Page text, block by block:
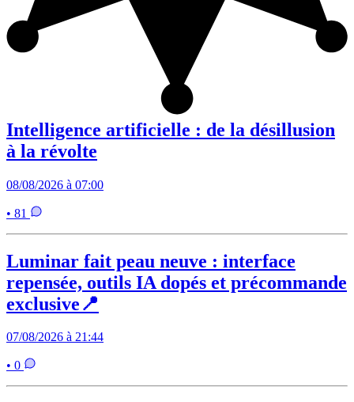
Intelligence artificielle : de la désillusion
à la révolte
08/08/2026 à 07:00
• 81
Luminar fait peau neuve : interface
repensée, outils IA dopés et précommande
exclusive📍
07/08/2026 à 21:44
• 0